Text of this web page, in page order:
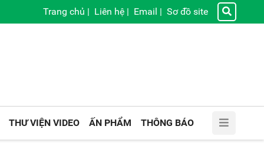
Trang chủ | Liên hệ | Email | Sơ đồ site
THƯ VIỆN VIDEO ẤN PHẨM THÔNG BÁO